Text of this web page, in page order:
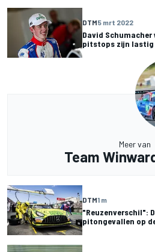
DTM5 mrt 2022
David Schumacher
pitstops zijn lastig
Meer van
Team
DTM1 m
"Reuzenverschil":
pitongevallen op